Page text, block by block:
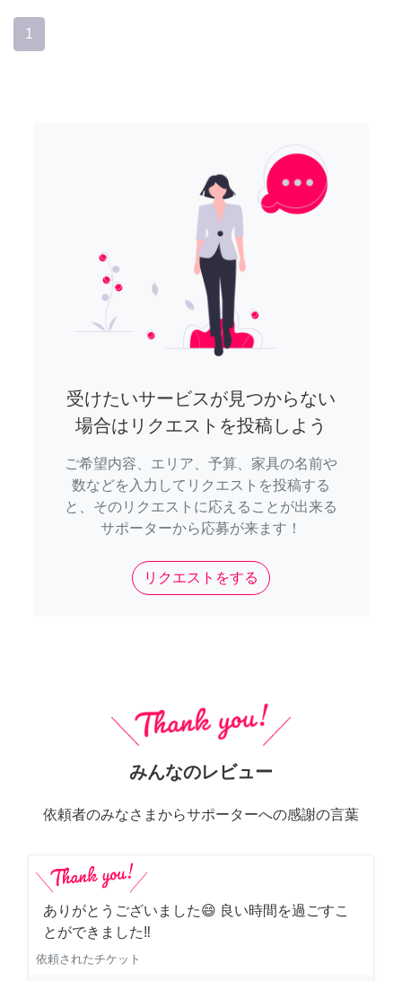
1
受けたいサービスが見つからない
場合はリクエストを投稿しよう
ご希望内容、エリア、予算、家具の名前や
数などを入力してリクエストを投稿する
と、そのリクエストに応えることが出来る
サポーターから応募が来ます！
リクエストをする
みんなのレビュー
依頼者のみなさまからサポーターへの感謝の言葉
ありがとうございました😄 良い時間を過ごすこ
とができました‼️
依頼されたチケット